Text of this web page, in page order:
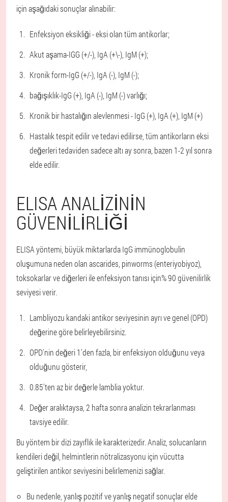
için aşağıdaki sonuçlar alınabilir:
Enfeksiyon eksikliği - eksi olan tüm antikorlar;
Akut aşama-IGG (+/-), IgA (+\-), IgM (+);
Kronik form-IgG (+/-), IgA (-), IgM (-);
bağışıklık-IgG (+), IgA (-), IgM (-) varlığı;
Kronik bir hastalığın alevlenmesi - IgG (+), IgA (+), IgM (+)
Hastalık tespit edilir ve tedavi edilirse, tüm antikorların eksi
değerleri tedaviden sadece altı ay sonra, bazen 1-2 yıl sonra
elde edilir.
ELISA ANALIZININ
GÜVENILIRLIĞI
ELISA yöntemi, büyük miktarlarda IgG immünoglobulin
oluşumuna neden olan ascarides, pinworms (enteriyobiyoz),
toksokarlar ve diğerleri ile enfeksiyon tanısı için% 90 güvenilirlik
seviyesi verir.
Lambliyozu kandaki antikor seviyesinin ayrı ve genel (OPD)
değerine göre belirleyebilirsiniz.
OPD'nin değeri 1'den fazla, bir enfeksiyon olduğunu veya
olduğunu gösterir,
0.85'ten az bir değerle lamblia yoktur.
Değer aralıktaysa, 2 hafta sonra analizin tekrarlanması
tavsiye edilir.
Bu yöntem bir dizi zayıflık ile karakterizedir. Analiz, solucanların
kendileri değil, helmintlerin nötralizasyonu için vücutta
geliştirilen antikor seviyesini belirlemenizi sağlar.
Bu nedenle, yanlış pozitif ve yanlış negatif sonuçlar elde